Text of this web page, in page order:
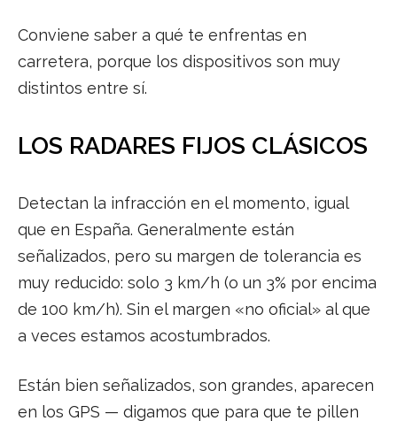
Conviene saber a qué te enfrentas en
carretera, porque los dispositivos son muy
distintos entre sí.
LOS RADARES FIJOS CLÁSICOS
Detectan la infracción en el momento, igual
que en España. Generalmente están
señalizados, pero su margen de tolerancia es
muy reducido: solo 3 km/h (o un 3% por encima
de 100 km/h). Sin el margen «no oficial» al que
a veces estamos acostumbrados.
Están bien señalizados, son grandes, aparecen
en los GPS — digamos que para que te pillen